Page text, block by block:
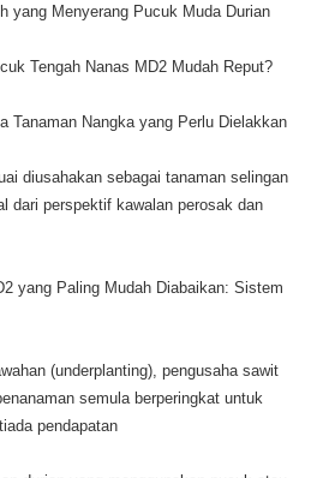
yang Menyerang Pucuk Muda Durian
Tengah Nanas MD2 Mudah Reput?
Tanaman Nangka yang Perlu Dielakkan
diusahakan sebagai tanaman selingan
dari perspektif kawalan perosak dan
yang Paling Mudah Diabaikan: Sistem
(underplanting), pengusaha sawit
semula berperingkat untuk
pendapatan